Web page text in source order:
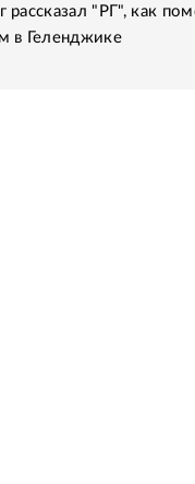
рассказал "РГ", как
в Геленджике